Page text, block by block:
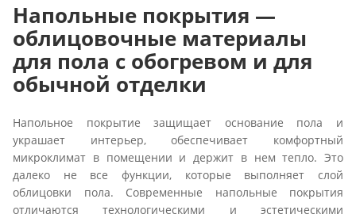
Напольные покрытия —
облицовочные материалы
для пола с обогревом и для
обычной отделки
Напольное покрытие защищает основание пола и
украшает интерьер, обеспечивает комфортный
микроклимат в помещении и держит в нем тепло. Это
далеко не все функции, которые выполняет слой
облицовки пола. Современные напольные покрытия
отличаются технологическими и эстетическими